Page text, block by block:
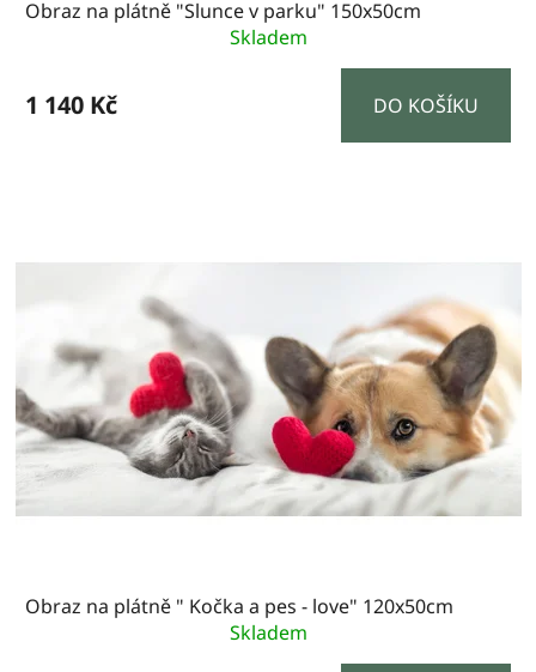
Obraz na plátně "Slunce v parku" 150x50cm
Skladem
1 140 Kč DO KOŠÍKU
Obraz na plátně " Kočka a pes - love" 120x50cm
Skladem